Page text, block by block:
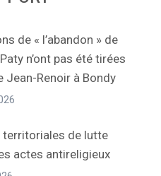
de « l’abandon » de
n’ont pas été tirées
Jean-Renoir à Bondy
territoriales de lutte
actes antireligieux